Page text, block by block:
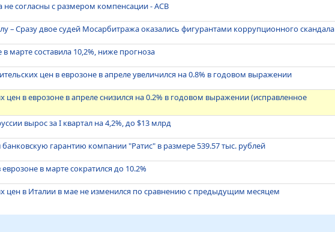
не согласны с размером компенсации - АСВ
– Сразу двое судей Мосарбитража оказались фигурантами коррупционного скандала
марте составила 10,2%, ниже прогноза
цен в еврозоне в апреле увеличился на 0.8% в годовом выражении
цен в еврозоне в апреле снизился на 0.2% в годовом выражении (исправленное
вырос за I квартал на 4,2%, до $13 млрд
гарантию компании "Ратис" в размере 539.57 тыс. рублей
в марте сократился до 10.2%
цен в Италии в мае не изменился по сравнению с предыдущим месяцем